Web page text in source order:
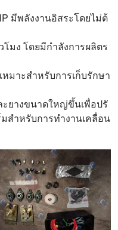
มีพลังงานอิสระโดยไม่ต้
มง โดยมีกำลังการผลิตร
มาะสำหรับการเก็บรักษา
ยางขนาดใหญ่ขึ้นเพื่อปรั
สำหรับการทำงานเคลื่อน